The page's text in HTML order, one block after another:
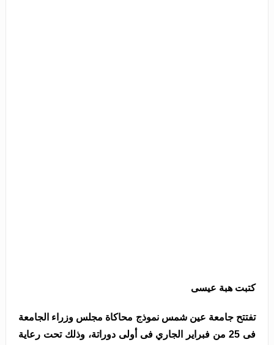
كتبت هبة عيسى
تفتتح جامعة عين شمس نموذج محاكاة مجلس وزراء الجامعة
فى 25 من فبراير الجاري فى أولى دوراتة، وذلك تحت رعاية